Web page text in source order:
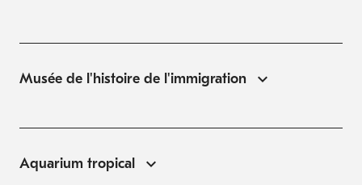
Musée de l'histoire de l'immigration
Aquarium tropical